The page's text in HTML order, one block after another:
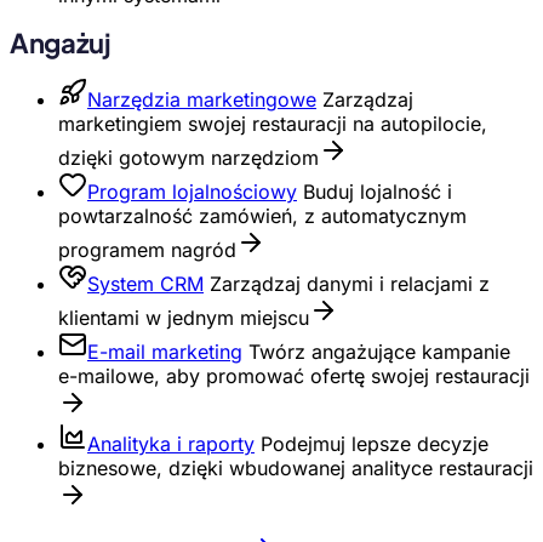
Angażuj
Narzędzia marketingowe Zarządzaj
marketingiem swojej restauracji na autopilocie,
dzięki gotowym narzędziom
Program lojalnościowy Buduj lojalność i
powtarzalność zamówień, z automatycznym
programem nagród
System CRM Zarządzaj danymi i relacjami z
klientami w jednym miejscu
E-mail marketing Twórz angażujące kampanie
e-mailowe, aby promować ofertę swojej restauracji
Analityka i raporty Podejmuj lepsze decyzje
biznesowe, dzięki wbudowanej analityce restauracji